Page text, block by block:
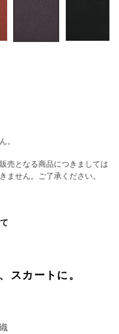
。
売となる商品につきましては
ません。ご了承ください。
スカートに。